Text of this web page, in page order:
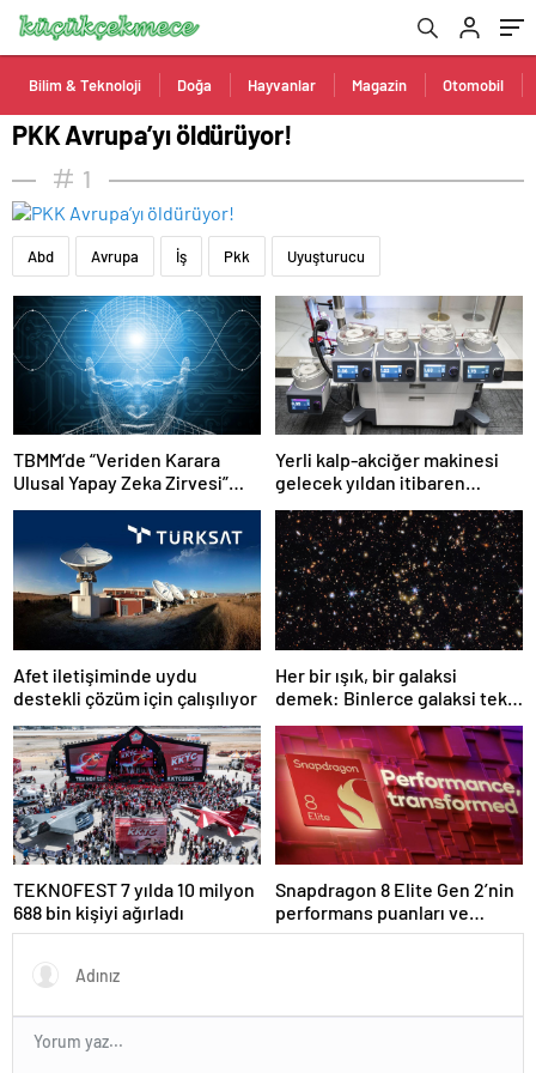
Bilim & Teknoloji Doğa Hayvanlar Magazin Otomobil
PKK Avrupa’yı öldürüyor!
1
Abd Avrupa İş Pkk Uyuşturucu
TBMM’de “Veriden Karara
Ulusal Yapay Zeka Zirvesi”
başladı
Yerli kalp-akciğer makinesi
gelecek yıldan itibaren
kullanılacak
Afet iletişiminde uydu
destekli çözüm için çalışılıyor
Her bir ışık, bir galaksi
demek: Binlerce galaksi tek
karede görüntülendi
TEKNOFEST 7 yılda 10 milyon
688 bin kişiyi ağırladı
Snapdragon 8 Elite Gen 2’nin
performans puanları ve
özellikleri ortaya çıktı